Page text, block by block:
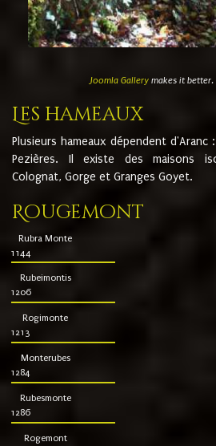
Joomla Gallerymakes it better.
Les hameaux
Plusieurs hameaux dépendent d'Aranc
Pezières. Il existe des maisons
Colognat, Gorge et Granges Goyet.
Rougemont
Rubra Monte
1144
Rubeimontis
1206
Rogimonte
1213
Monterubes
1284
Rubesmonte
1286
Rogemont